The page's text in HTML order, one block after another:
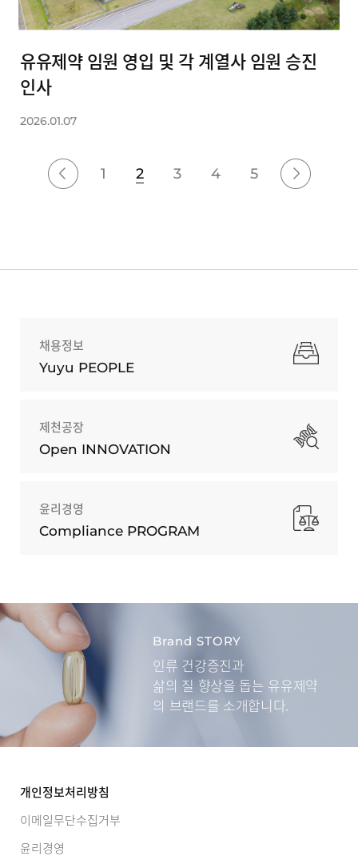
유유제약 임원 영입 및 각 계열사 임원 승진
인사
2026.01.07
1 2 3 4 5
채용정보
Yuyu PEOPLE
제천공장
Open INNOVATION
윤리경영
Compliance PROGRAM
Brand STORY
인류 건강증진과
삶의 질 향상을 돕는 유유제약
의 브랜드를 소개합니다.
개인정보처리방침
이메일무단수집거부
윤리경영